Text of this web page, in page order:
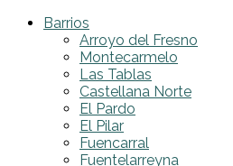
Barrios
Arroyo del Fresno
Montecarmelo
Las Tablas
Castellana Norte
El Pardo
El Pilar
Fuencarral
Fuentelarreyna